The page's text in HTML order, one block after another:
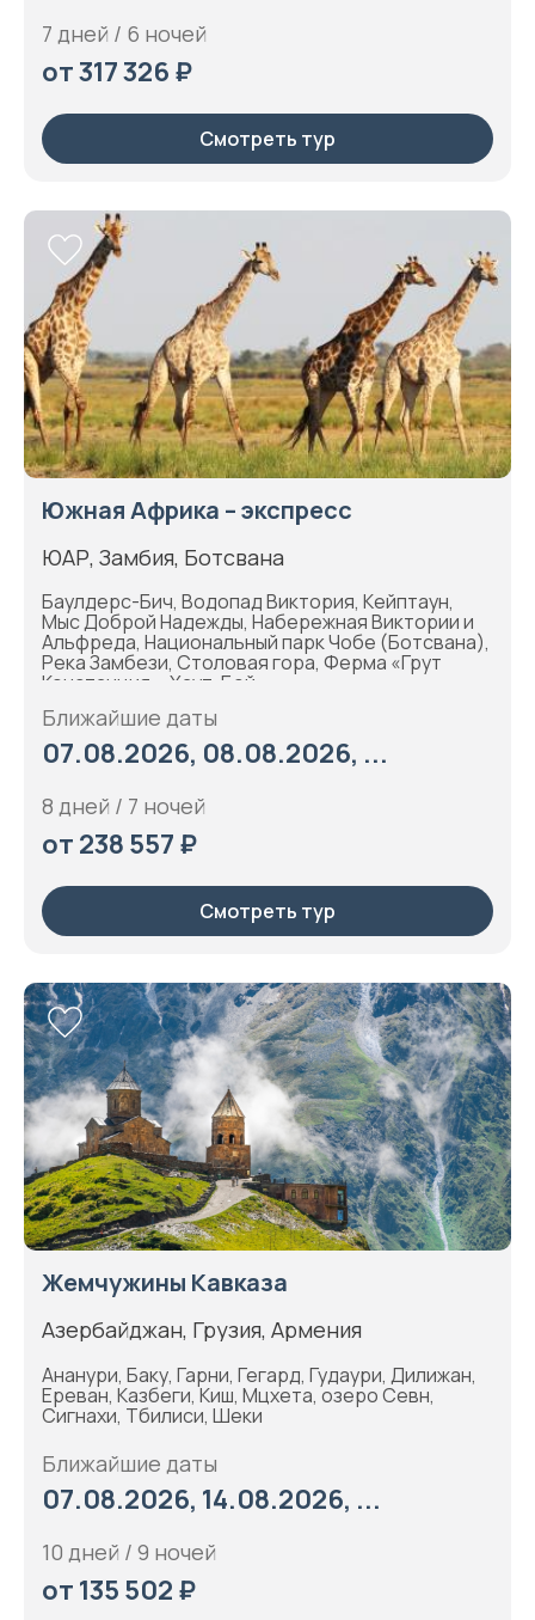
7 дней / 6 ночей
от 317 326 ₽
Смотреть тур
Южная Африка – экспресс
ЮАР, Замбия, Ботсвана
Баулдерс-Бич, Водопад Виктория, Кейптаун,
Мыс Доброй Надежды, Набережная Виктории и
Альфреда, Национальный парк Чобе (Ботсвана),
Река Замбези, Столовая гора, Ферма «Грут
Констанция», Хаут-Бей
Ближайшие даты
07.08.2026, 08.08.2026, ...
8 дней / 7 ночей
от 238 557 ₽
Смотреть тур
Жемчужины Кавказа
Азербайджан, Грузия, Армения
Ананури, Баку, Гарни, Гегард, Гудаури, Дилижан,
Ереван, Казбеги, Киш, Мцхета, озеро Севн,
Сигнахи, Тбилиси, Шеки
Ближайшие даты
07.08.2026, 14.08.2026, ...
10 дней / 9 ночей
от 135 502 ₽